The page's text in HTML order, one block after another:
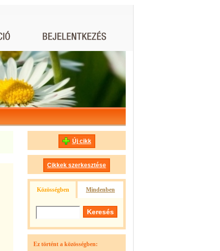
Új cikk
Cikkek szerkesztése
Közösségben Mindenben
Ez történt a közösségben: